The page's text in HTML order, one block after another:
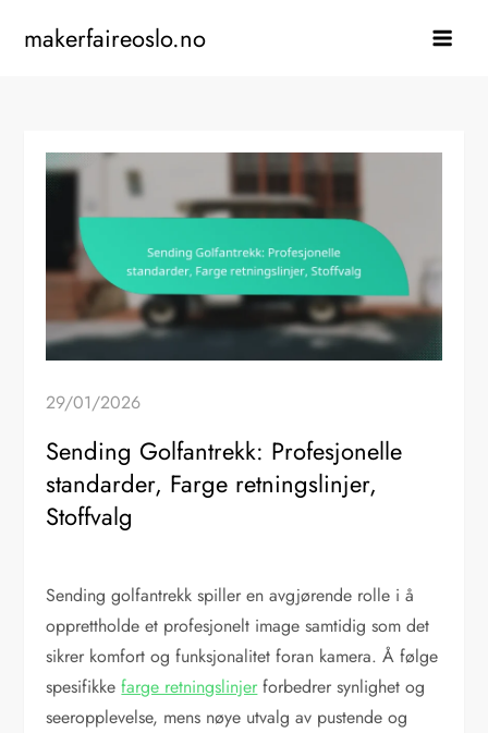
makerfaireoslo.no
29/01/2026
Sending Golfantrekk: Profesjonelle
standarder, Farge retningslinjer,
Stoffvalg
Sending golfantrekk spiller en avgjørende rolle i å
opprettholde et profesjonelt image samtidig som det
sikrer komfort og funksjonalitet foran kamera. Å følge
spesifikkefarge retningslinjer forbedrer synlighet og
seeropplevelse, mens nøye utvalg av pustende og